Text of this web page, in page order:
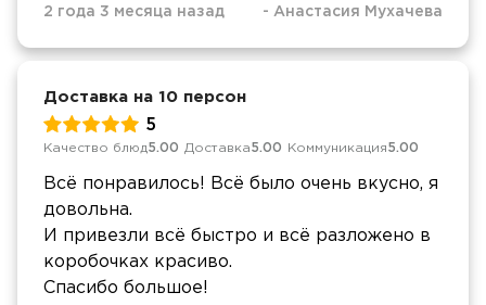
2 года 3 месяца назад - Анастасия Мухачева
Доставка на 10 персон
5
Качество блюд5.00 Доставка5.00 Коммуникация5.00
Всё понравилось! Всё было очень вкусно, я
довольна.
И привезли всё быстро и всё разложено в
коробочках красиво.
Спасибо большое!